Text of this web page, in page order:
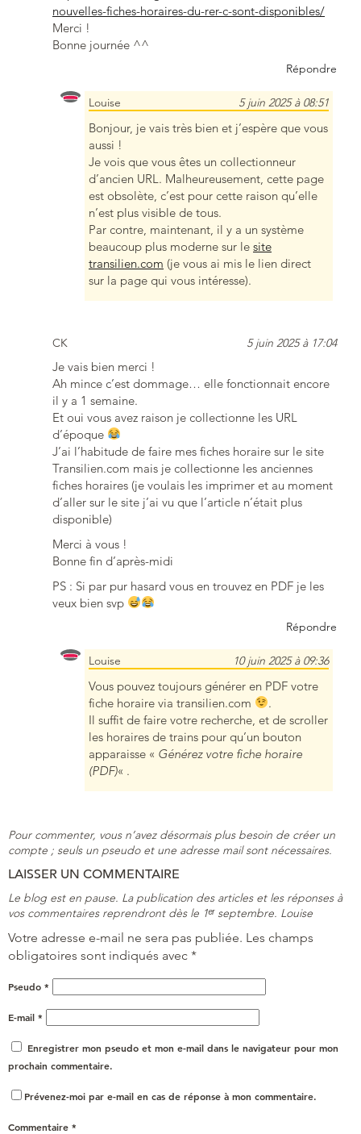
nouvelles-fiches-horaires-du-rer-c-sont-disponibles/
Merci !
Bonne journée ^^
Répondre
Louise 5 juin 2025 à 08:51
Bonjour, je vais très bien et j’espère que vous
aussi !
Je vois que vous êtes un collectionneur
d’ancien URL. Malheureusement, cette page
est obsolète, c’est pour cette raison qu’elle
n’est plus visible de tous.
Par contre, maintenant, il y a un système
beaucoup plus moderne sur le site
transilien.com (je vous ai mis le lien direct
sur la page qui vous intéresse).
CK 5 juin 2025 à 17:04
Je vais bien merci !
Ah mince c’est dommage… elle fonctionnait encore
il y a 1 semaine.
Et oui vous avez raison je collectionne les URL
d’époque
J’ai l’habitude de faire mes fiches horaire sur le site
Transilien.com mais je collectionne les anciennes
fiches horaires (je voulais les imprimer et au moment
d’aller sur le site j’ai vu que l’article n’était plus
disponible)
Merci à vous !
Bonne fin d’après-midi
PS : Si par pur hasard vous en trouvez en PDF je les
veux bien svp
Répondre
Louise 10 juin 2025 à 09:36
Vous pouvez toujours générer en PDF votre
fiche horaire via transilien.com
.
Il suffit de faire votre recherche, et de scroller
les horaires de trains pour qu’un bouton
apparaisse « Générez votre fiche horaire
(PDF)« .
Pour commenter, vous n’avez désormais plus besoin de créer un
compte ; seuls un pseudo et une adresse mail sont nécessaires.
LAISSER UN COMMENTAIRE
Le blog est en pause. La publication des articles et les réponses à
vos commentaires reprendront dès le 1ᵉʳ septembre. Louise
Votre adresse e-mail ne sera pas publiée. Les champs
obligatoires sont indiqués avec *
Pseudo *
E-mail *
Enregistrer mon pseudo et mon e-mail dans le navigateur pour mon
prochain commentaire.
Prévenez-moi par e-mail en cas de réponse à mon commentaire.
Commentaire *